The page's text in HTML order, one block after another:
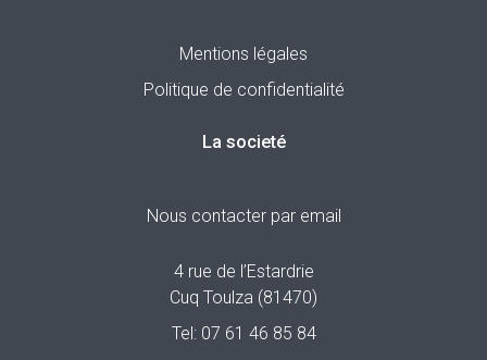
Mentions légales
Politique de confidentialité
La societé
Nous contacter par email
4 rue de l’Estardrie
Cuq Toulza (81470)
Tel: 07 61 46 85 84